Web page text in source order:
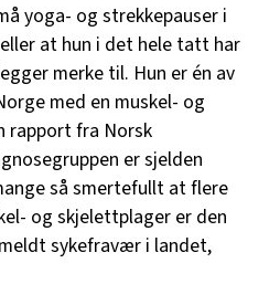
yoga- og strekkepauser i
at hun i det hele tatt har
merke til. Hun er én av
med en muskel- og
rapport fra Norsk
er sjelden
så smertefullt at flere
og skjelettplager er den
sykefravær i landet,